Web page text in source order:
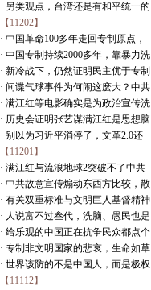
· 另类观点，台湾还是有和平统一的
【11202】
· 中国革命100多年走回专制原点，
· 中国专制持续2000多年，靠暴力洗
· 新冷战下，仍然证明民主优于专制
· 间谍气球事件为何闹这麽大？中共
· 满江红等电影确实是为政治宣传洗
· 历史会证明张艺谋满江红是思想脑
· 别以为习近平消停了，文革2.0还
【11201】
· 满江红与流浪地球2突破不了中共
· 中共故意宣传煽动东西方比较，散
· 有关双重标准与文明巨人基督精神
· 人说富不过叁代，洗脑、愚民也是
· 给乐观的中国正在抗争民众都点个
· 专制非文明国家的悲哀，生命如草
· 世界该防的不是中国人，而是极权
【11112】